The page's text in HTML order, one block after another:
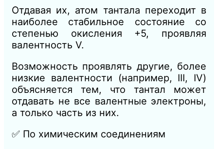
Отдавая их, атом тантала переходит в
наиболее стабильное состояние со
степенью окисления +5, проявляя
валентность V.
Возможность проявлять другие, более
низкие валентности (например, III, IV)
объясняется тем, что тантал может
отдавать не все валентные электроны,
а только часть из них.
✅ По химическим соединениям